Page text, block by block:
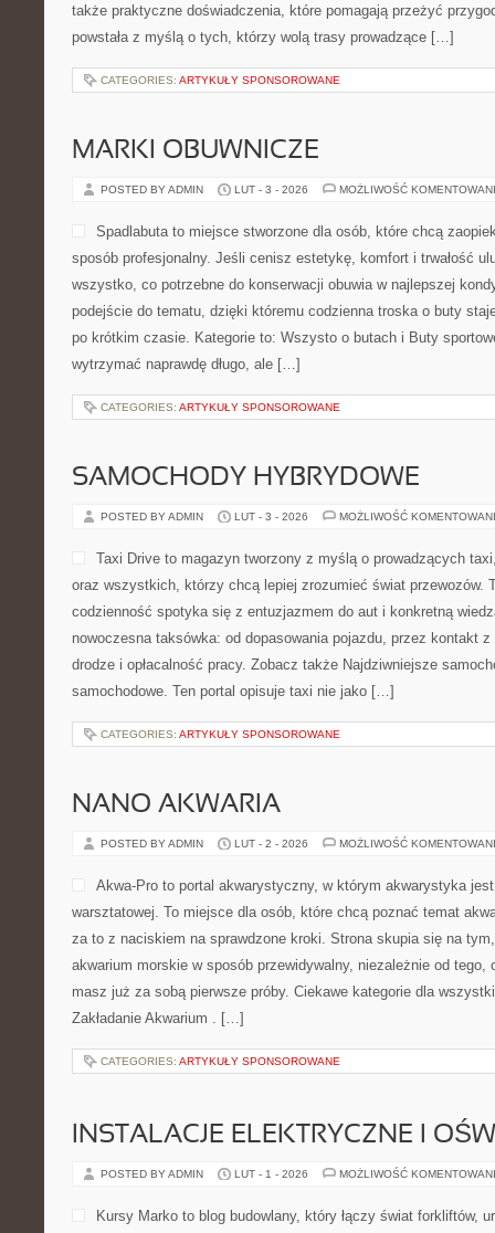
także praktyczne doświadczenia, które pomagają przeżyć
powstała z myślą o tych, którzy wolą trasy prowadzące […]
CATEGORIES: ARTYKUŁY SPONSOROWANE
MARKI OBUWNICZE
POSTED BY ADMIN LUT - 3 - 2026 MOŻLIWOŚĆ
Spadlabuta to miejsce stworzone dla osób, które chcą
sposób profesjonalny. Jeśli cenisz estetykę, komfort i trwałość
wszystko, co potrzebne do konserwacji obuwia w najlepszej
podejście do tematu, dzięki któremu codzienna troska o buty
po krótkim czasie. Kategorie to: Wszysto o butach i Buty
wytrzymać naprawdę długo, ale […]
CATEGORIES: ARTYKUŁY SPONSOROWANE
SAMOCHODY HYBRYDOWE
POSTED BY ADMIN LUT - 3 - 2026 MOŻLIWOŚĆ
Taxi Drive to magazyn tworzony z myślą o prowadzących
oraz wszystkich, którzy chcą lepiej zrozumieć świat przewozów.
codzienność spotyka się z entuzjazmem do aut i konkretną
nowoczesna taksówka: od dopasowania pojazdu, przez kontakt
drodze i opłacalność pracy. Zobacz także Najdziwniejsze
samochodowe. Ten portal opisuje taxi nie jako […]
CATEGORIES: ARTYKUŁY SPONSOROWANE
NANO AKWARIA
POSTED BY ADMIN LUT - 2 - 2026 MOŻLIWOŚĆ
Akwa-Pro to portal akwarystyczny, w którym akwarystyka
warsztatowej. To miejsce dla osób, które chcą poznać temat
za to z naciskiem na sprawdzone kroki. Strona skupia się na
akwarium morskie w sposób przewidywalny, niezależnie od
masz już za sobą pierwsze próby. Ciekawe kategorie dla
Zakładanie Akwarium . […]
CATEGORIES: ARTYKUŁY SPONSOROWANE
INSTALACJE ELEKTRYCZNE I
POSTED BY ADMIN LUT - 1 - 2026 MOŻLIWOŚĆ
Kursy Marko to blog budowlany, który łączy świat forkliftów,